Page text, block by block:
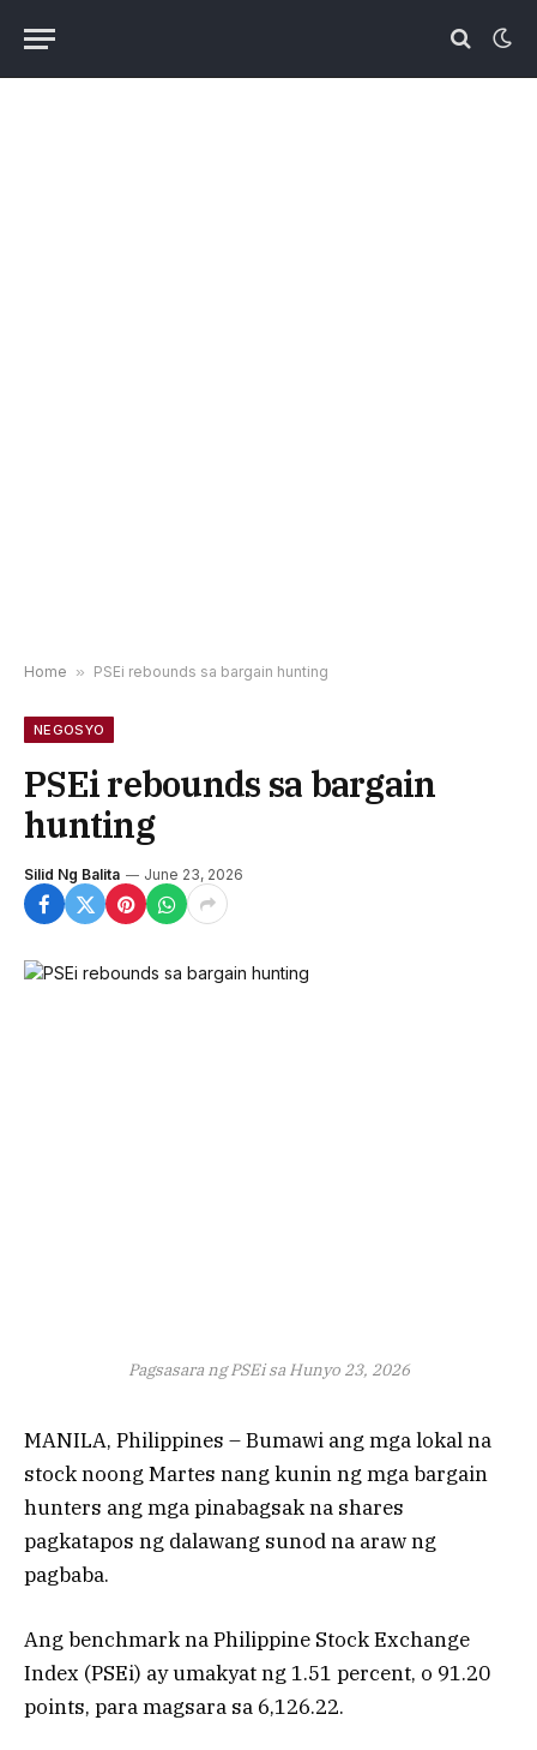
Home » PSEi rebounds sa bargain hunting
NEGOSYO
PSEi rebounds sa bargain
hunting
Silid Ng Balita June 23, 2026
Pagsasara ng PSEi sa Hunyo 23, 2026
MANILA, Philippines – Bumawi ang mga lokal na
stock noong Martes nang kunin ng mga bargain
hunters ang mga pinabagsak na shares
pagkatapos ng dalawang sunod na araw ng
pagbaba.
Ang benchmark na Philippine Stock Exchange
Index (PSEi) ay umakyat ng 1.51 percent, o 91.20
points, para magsara sa 6,126.22.